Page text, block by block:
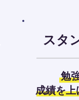
スタ
勉
成績を